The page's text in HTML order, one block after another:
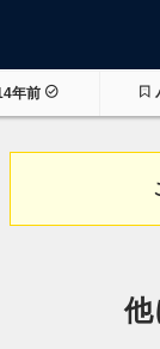
年前